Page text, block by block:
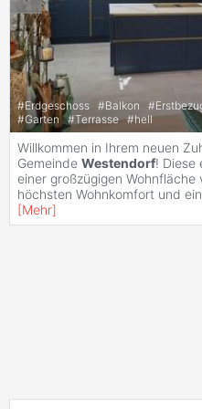
#Erdgeschoss #Balkon #
#Garten #Terrasse #hell
Willkommen in Ihrem neuen
Gemeinde Westendorf! Diese
einer großzügigen Wohnfläche
höchsten Wohnkomfort und
[Mehr]